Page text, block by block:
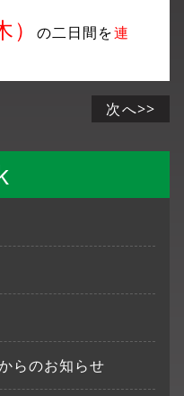
）の二日間を連
次へ>>
らのお知らせ